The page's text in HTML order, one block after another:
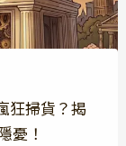
狂掃貨？揭
憂！